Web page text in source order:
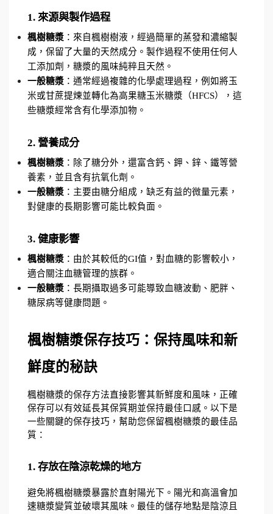
1. 來源與製作過程
楓樹糖漿 ：來自楓樹樹液，經過簡單的蒸發和濃縮製
成，保留了大量的天然成分。製作過程不使用任何人
工添加劑，糖漿的風味純粹且天然。
一般糖漿 ：通常經過複雜的化學處理過程，例如將玉
米或甘蔗提煉並轉化為高果糖玉米糖漿（HFCS），這
些糖漿經常含有化學添加物。
2. 營養成分
楓樹糖漿 ：除了糖分外，還富含鈣、鉀、鋅、鐵等營
養素，並且含有抗氧化劑。
一般糖漿 ：主要由糖分組成，缺乏有益的微量元素，
對健康的長期影響可能比較負面。
3. 健康影響
楓樹糖漿 ：由於其較低的GI值，對血糖的影響較小，
適合關注血糖管理的族群。
一般糖漿 ：長期攝取過多可能導致血糖波動、肥胖、
糖尿病等健康問題。
楓樹糖漿保存技巧：保持風味和新
鮮度的秘訣
楓樹糖漿的保存方法直接影響其新鮮度和風味，正確
保存可以有效延長其保質期並保持最佳口感。以下是
一些關鍵的保存技巧，幫助您保留楓樹糖漿的最佳品
質：
1. 存放在陰涼乾燥的地方
避免將楓樹糖漿暴露於直射陽光下。陽光和高溫會加
速糖漿變質並破壞其風味。最佳的儲存地點是陰涼且